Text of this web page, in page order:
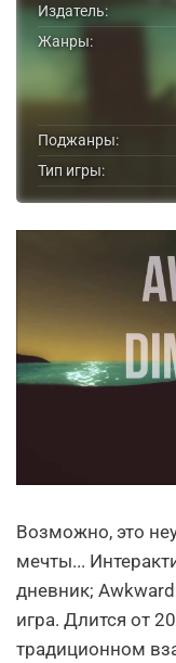
Издатель:
Жанры:
Поджанры:
Тип игры:
Возможно, это
мечты...
дневник;
игра. Длится от
традиционном